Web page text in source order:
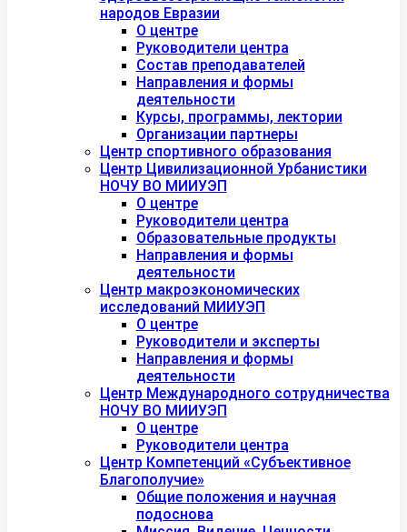
народов Евразии
О центре
Руководители центра
Состав преподавателей
Направления и формы
деятельности
Курсы, программы, лектории
Организации партнеры
Центр спортивного образования
Центр Цивилизационной Урбанистики
НОЧУ ВО МИИУЭП
О центре
Руководители центра
Образовательные продукты
Направления и формы
деятельности
Центр макроэкономических
исследований МИИУЭП
О центре
Руководители и эксперты
Направления и формы
деятельности
Центр Международного сотрудничества
НОЧУ ВО МИИУЭП
О центре
Руководители центра
Центр Компетенций «Субъективное
Благополучие»
Общие положения и научная
подоснова